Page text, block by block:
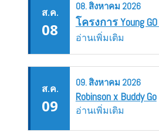
ส.ค.
08
08.สิงหาคม 2026
โครงการ Young
อ่านเพิ่มเติม
ส.ค.
09
09.สิงหาคม 2026
Robinson x Buddy Go
อ่านเพิ่มเติม